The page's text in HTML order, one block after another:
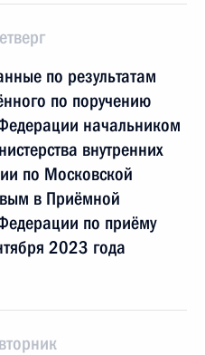
по результатам
по поручению
начальником
внутренних
по Московской
в Приёмной
по приёму
2023 года